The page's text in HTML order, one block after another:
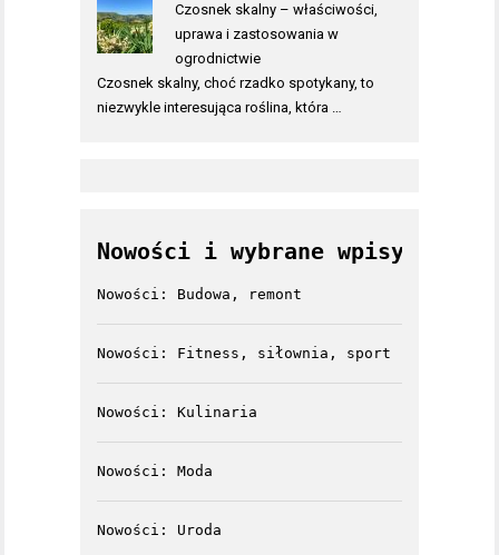
Czosnek skalny – właściwości,
uprawa i zastosowania w
ogrodnictwie
Czosnek skalny, choć rzadko spotykany, to
niezwykle interesująca roślina, która …
Nowości i wybrane wpisy
Nowości: Budowa, remont
Nowości: Fitness, siłownia, sport
Nowości: Kulinaria
Nowości: Moda
Nowości: Uroda